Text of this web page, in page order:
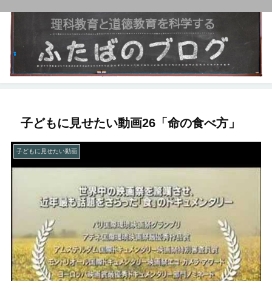
子どもに見せたい動画26「命の食べ方」
子どもに見せたい動画